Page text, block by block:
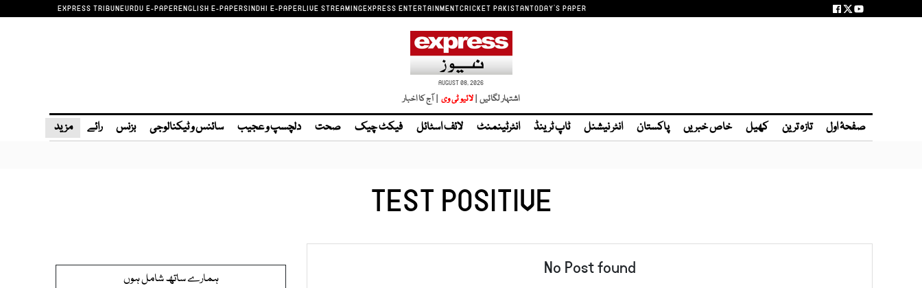
EXPRESS TRIBUNEURDU E-PAPERENGLISH E-PAPERSINDHI E-PAPERLIVE STREAMINGEXPRESS ENTERTAINMENTCRICKET PAKISTANTODAY'S PAPER
AUGUST 08, 2026
اشتہار لگائیں |لائیو ٹی وی | آج کا اخبار
صفحۂ اول تازہ ترین کھیل خاص خبریں پاکستان انٹر نیشنل ٹاپ ٹرینڈ انٹرٹینمنٹ لائف اسٹائل فیکٹ چیک صحت دلچسپ و عجیب سائنس و ٹیکنالوجی بزنس رائے مزید
TEST POSITIVE
No Post found ہمارے ساتھ شامل ہوں